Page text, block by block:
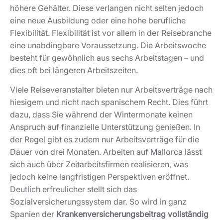
höhere Gehälter. Diese verlangen nicht selten jedoch
eine neue Ausbildung oder eine hohe berufliche
Flexibilität. Flexibilität ist vor allem in der Reisebranche
eine unabdingbare Voraussetzung. Die Arbeitswoche
besteht für gewöhnlich aus sechs Arbeitstagen – und
dies oft bei längeren Arbeitszeiten.
Viele Reiseveranstalter bieten nur Arbeitsverträge nach
hiesigem und nicht nach spanischem Recht. Dies führt
dazu, dass Sie während der Wintermonate keinen
Anspruch auf finanzielle Unterstützung genießen. In
der Regel gibt es zudem nur Arbeitsverträge für die
Dauer von drei Monaten. Arbeiten auf Mallorca lässt
sich auch über Zeitarbeitsfirmen realisieren, was
jedoch keine langfristigen Perspektiven eröffnet.
Deutlich erfreulicher stellt sich das
Sozialversicherungssystem dar. So wird in ganz
Spanien der Krankenversicherungsbeitrag vollständig